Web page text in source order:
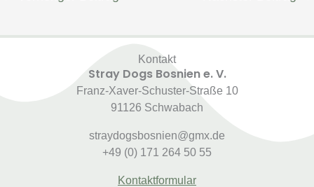
Kontakt
Stray Dogs Bosnien e. V.
Franz-Xaver-Schuster-Straße 10
91126 Schwabach
straydogsbosnien@gmx.de
+49 (0) 171 264 50 55
Kontaktformular